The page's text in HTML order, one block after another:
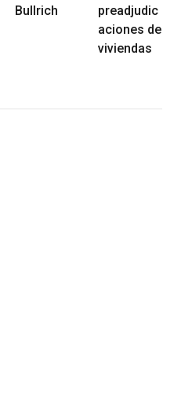
Bullrich
preadjudic
aciones de
viviendas